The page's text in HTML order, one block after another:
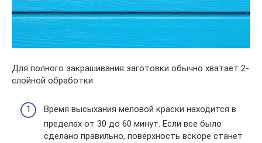
Для полного закрашивания заготовки обычно хватает 2-
слойной обработки
Время высыхания меловой краски находится в
пределах от 30 до 60 минут. Если все было
сделано правильно, поверхность вскоре станет